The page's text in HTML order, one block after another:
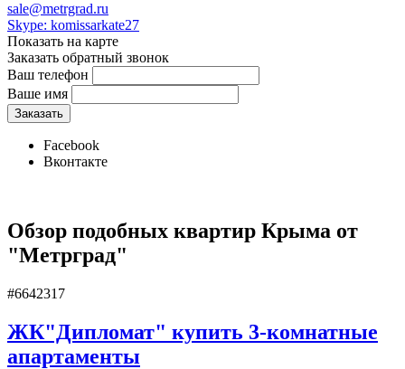
sale@metrgrad.ru
Skype: komissarkate27
Показать на карте
Заказать обратный звонок
Ваш телефон
Ваше имя
Facebook
Вконтакте
Обзор подобных квартир Крыма от
"Метрград"
#6642317
ЖК"Дипломат" купить 3-комнатные
апартаменты